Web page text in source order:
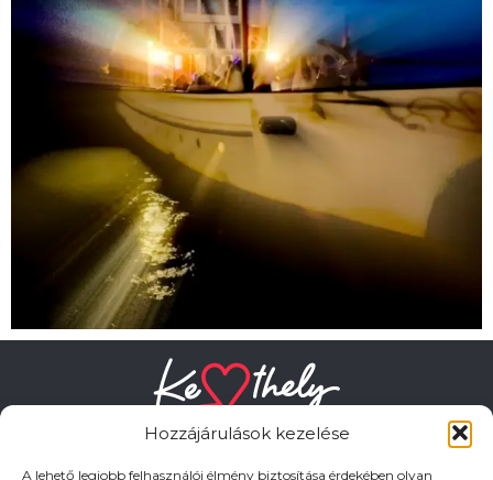
Hozzájárulások kezelése
A lehető legjobb felhasználói élmény biztosítása érdekében olyan